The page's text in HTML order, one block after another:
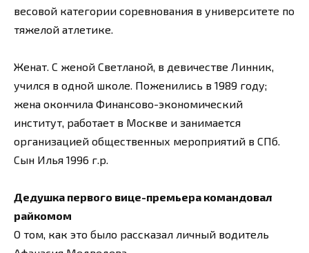
весовой категории соревнования в университете по
тяжелой атлетике.
Женат. С женой Светланой, в девичестве Линник,
учился в одной школе. Поженились в 1989 году;
жена окончила Финансово-экономический
институт, работает в Москве и занимается
организацией общественных мероприятий в СПб.
Сын Илья 1996 г.р.
Дедушка первого вице-премьера командовал
райкомом
О том, как это было рассказал личный водитель